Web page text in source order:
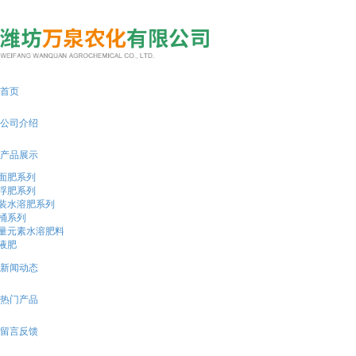
首页
公司介绍
产品展示
肥系列
肥系列
水溶肥系列
系列
元素水溶肥料
肥
新闻动态
热门产品
留言反馈